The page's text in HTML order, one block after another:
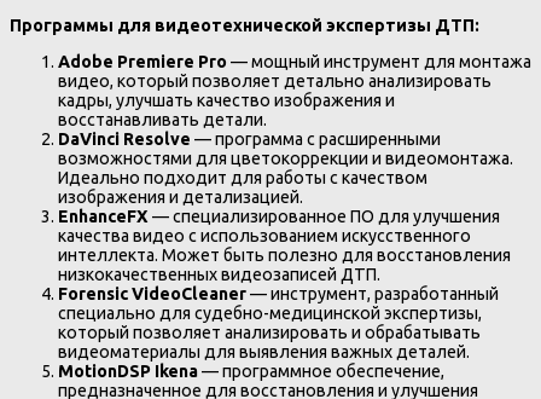
Программы для видеотехнической экспертизы ДТП:
Adobe Premiere Pro — мощный инструмент для монтажа
видео, который позволяет детально анализировать
кадры, улучшать качество изображения и
восстанавливать детали.
DaVinci Resolve — программа с расширенными
возможностями для цветокоррекции и видеомонтажа.
Идеально подходит для работы с качеством
изображения и детализацией.
EnhanceFX — специализированное ПО для улучшения
качества видео с использованием искусственного
интеллекта. Может быть полезно для восстановления
низкокачественных видеозаписей ДТП.
Forensic VideoCleaner— инструмент, разработанный
специально для судебно-медицинской экспертизы,
который позволяет анализировать и обрабатывать
видеоматериалы для выявления важных деталей.
MotionDSP Ikena— программное обеспечение,
предназначенное для восстановления и улучшения